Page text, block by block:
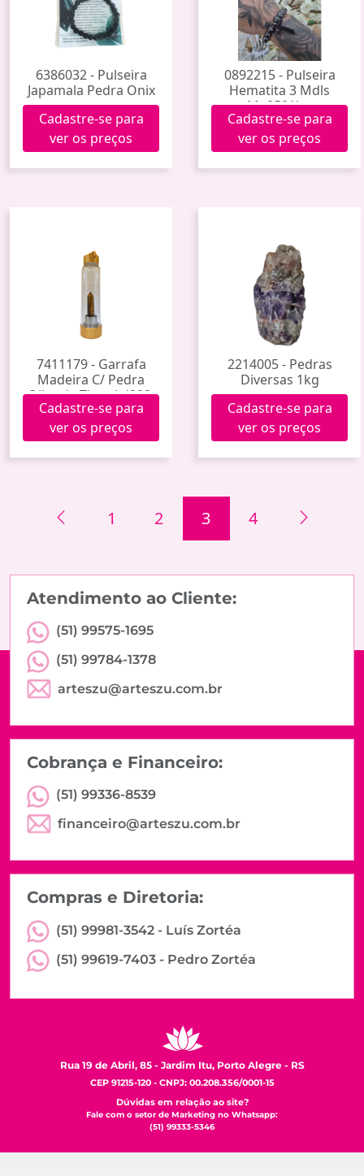
6386032 - Pulseira
Japamala Pedra Onix
Cadastre-se para
ver os preços
0892215 - Pulseira
Hematita 3 Mdls
Me0501bn
Cadastre-se para
ver os preços
7411179 - Garrafa
Madeira C/ Pedra
Olho de Tigre Ld802-
15 (25)
Cadastre-se para
ver os preços
2214005 - Pedras
Diversas 1kg
Cadastre-se para
ver os preços
1 2 3 4
Atendimento ao Cliente:
(51) 99575-1695
(51) 99784-1378
arteszu@arteszu.com.br
Cobrança e Financeiro:
(51) 99336-8539
financeiro@arteszu.com.br
Compras e Diretoria:
(51) 99981-3542 - Luís Zortéa
(51) 99619-7403 - Pedro Zortéa
Rua 19 de Abril, 85 - Jardim Itu, Porto Alegre - RS
CEP 91215-120 - CNPJ: 00.208.356/0001-15
Dúvidas em relação ao site?
Fale com o setor de Marketing no Whatsapp:
(51) 99333-5346